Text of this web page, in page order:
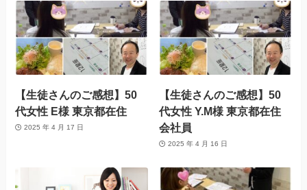
【生徒さんのご感想】50
代女性 E様 東京都在住
2025 年 4 月 17 日
【生徒さんのご感想】50
代女性 Y.M様 東京都在住
会社員
2025 年 4 月 16 日